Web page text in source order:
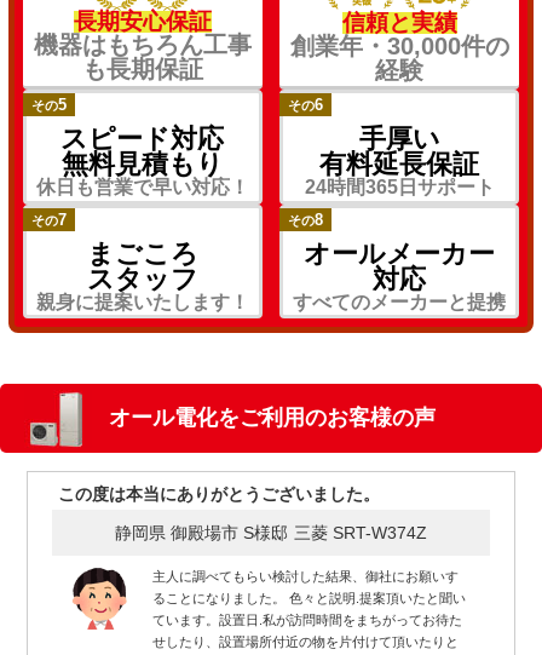
長期安心保証
機器はもちろん工事
も長期保証
信頼と実績
創業年・30,000件の
経験
その5
スピード対応
無料見積もり
休日も営業で早い対応！
その6
手厚い
有料延長保証
24時間365日サポート
その7
まごころ
スタッフ
親身に提案いたします！
その8
オールメーカー
対応
すべてのメーカーと提携
オール電化をご利用のお客様の声
この度は本当にありがとうございました。
静岡県 御殿場市 S様邸 三菱 SRT-W374Z
主人に調べてもらい検討した結果、御社にお願いす
ることになりました。 色々と説明.提案頂いたと聞い
ています。設置日.私が訪問時間をまちがってお待た
せしたり、設置場所付近の物を片付けて頂いたりと